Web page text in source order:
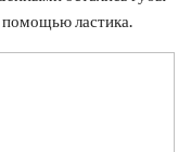
помощью ластика.